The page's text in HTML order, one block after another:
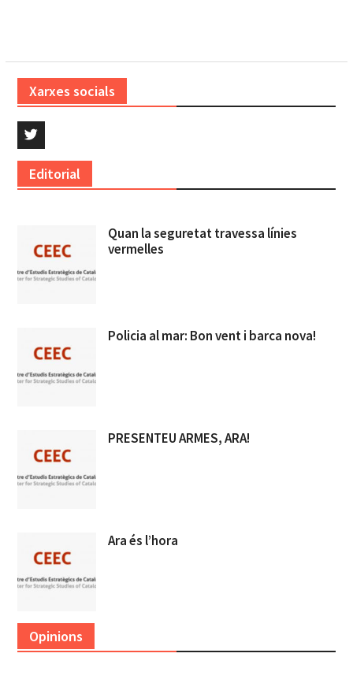
Xarxes socials
Editorial
Quan la seguretat travessa línies
vermelles
Policia al mar: Bon vent i barca nova!
PRESENTEU ARMES, ARA!
Ara és l’hora
Opinions